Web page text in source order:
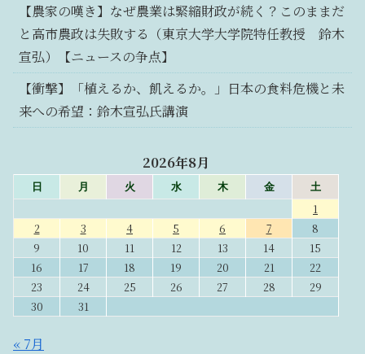
【農家の嘆き】なぜ農業は緊縮財政が続く？このままだ
と高市農政は失敗する（東京大学大学院特任教授 鈴木
宣弘）【ニュースの争点】
【衝撃】「植えるか、飢えるか。」日本の食料危機と未
来への希望：鈴木宣弘氏講演
2026年8月
日 月 火 水 木 金 土
1
2
3 4 5 6 7
8
9
10 11 12 13 14
15
16
17 18 19 20 21
22
23
24 25 26 27 28
29
30
31
« 7月